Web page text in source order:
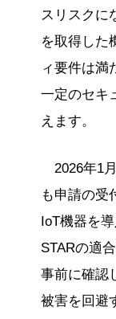
スリスクに
を取得した
ィ要件は満
一定のセキ
えます。
2026年1
も申請の受
IoT機器を
STARの適
事前に確認
被害を回避